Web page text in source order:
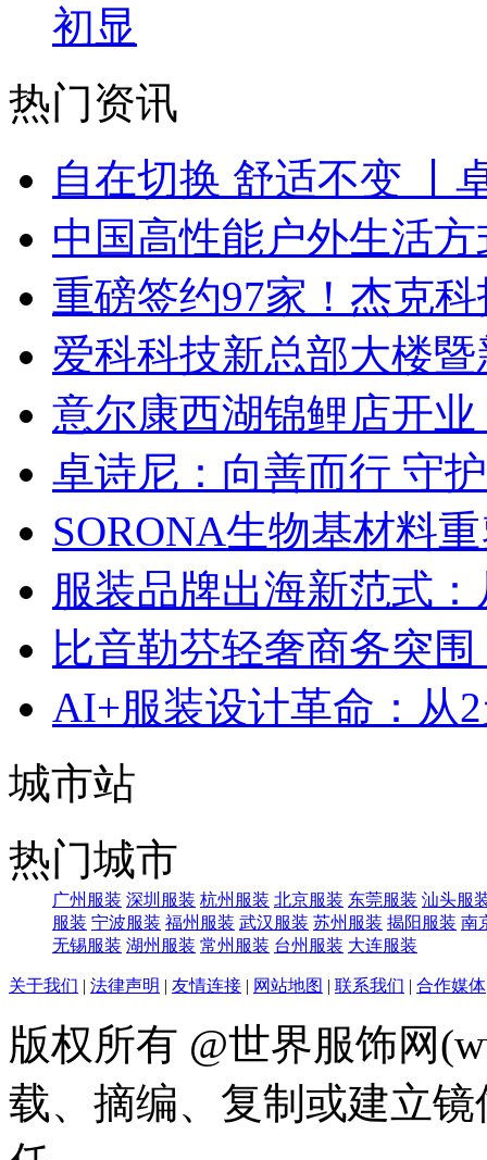
初显
热门资讯
自在切换 舒适不变 丨
中国高性能户外生活
重磅签约97家！杰克
爱科科技新总部大楼
意尔康西湖锦鲤店开
卓诗尼：向善而行 守
SORONA生物基材料
服装品牌出海新范式
比音勒芬轻奢商务突
AI+服装设计革命：从
城市站
热门城市
广州服装 深圳服装 杭州服装 北京服装 东莞服装 汕头服
服装 宁波服装 福州服装 武汉服装 苏州服装 揭阳服装 南
无锡服装 湖州服装 常州服装 台州服装 大连服装
关于我们 | 法律声明 | 友情连接 | 网站地图 | 联系我们 | 合作媒体
版权所有 @世界服饰网
载、摘编、复制或建立